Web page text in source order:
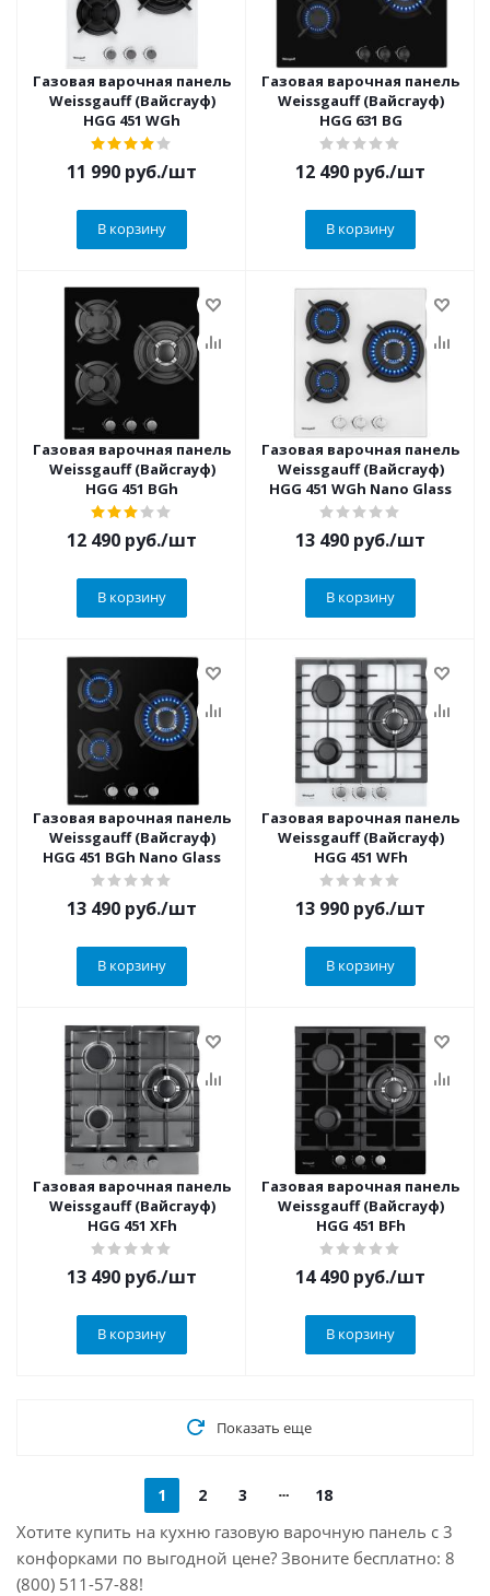
Газовая варочная панель
Weissgauff (Вайсгауф)
HGG 451 WGh
11 990 руб./шт
В корзину
Газовая варочная панель
Weissgauff (Вайсгауф)
HGG 631 BG
12 490 руб./шт
В корзину
Газовая варочная панель
Weissgauff (Вайсгауф)
HGG 451 BGh
12 490 руб./шт
В корзину
Газовая варочная панель
Weissgauff (Вайсгауф)
HGG 451 WGh Nano Glass
13 490 руб./шт
В корзину
Газовая варочная панель
Weissgauff (Вайсгауф)
HGG 451 BGh Nano Glass
13 490 руб./шт
В корзину
Газовая варочная панель
Weissgauff (Вайсгауф)
HGG 451 WFh
13 990 руб./шт
В корзину
Газовая варочная панель
Weissgauff (Вайсгауф)
HGG 451 XFh
13 490 руб./шт
В корзину
Газовая варочная панель
Weissgauff (Вайсгауф)
HGG 451 BFh
14 490 руб./шт
В корзину
Показать еще
1 2 3 18
Хотите купить на кухню газовую варочную панель с 3
конфорками по выгодной цене? Звоните бесплатно: 8
(800) 511-57-88!